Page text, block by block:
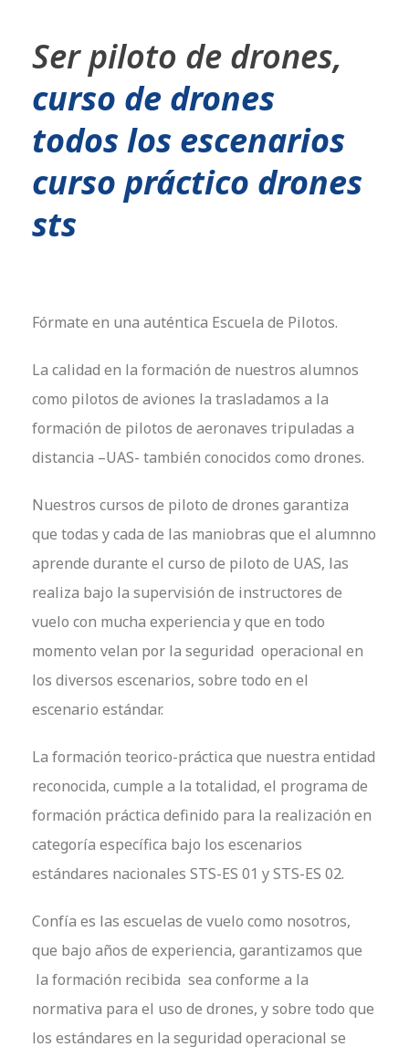
Ser piloto de drones,
curso de drones
todos los escenarios
curso práctico drones
sts
Fórmate en una auténtica Escuela de Pilotos.
La calidad en la formación de nuestros alumnos
como pilotos de aviones la trasladamos a la
formación de pilotos de aeronaves tripuladas a
distancia –UAS- también conocidos como drones.
Nuestros cursos de piloto de drones garantiza
que todas y cada de las maniobras que el alumnno
aprende durante el curso de piloto de UAS, las
realiza bajo la supervisión de instructores de
vuelo con mucha experiencia y que en todo
momento velan por la seguridad operacional en
los diversos escenarios, sobre todo en el
escenario estándar.
La formación teorico-práctica que nuestra entidad
reconocida, cumple a la totalidad, el programa de
formación práctica definido para la realización en
categoría específica bajo los escenarios
estándares nacionales STS-ES 01 y STS-ES 02.
Confía es las escuelas de vuelo como nosotros,
que bajo años de experiencia, garantizamos que
la formación recibida sea conforme a la
normativa para el uso de drones, y sobre todo que
los estándares en la seguridad operacional se